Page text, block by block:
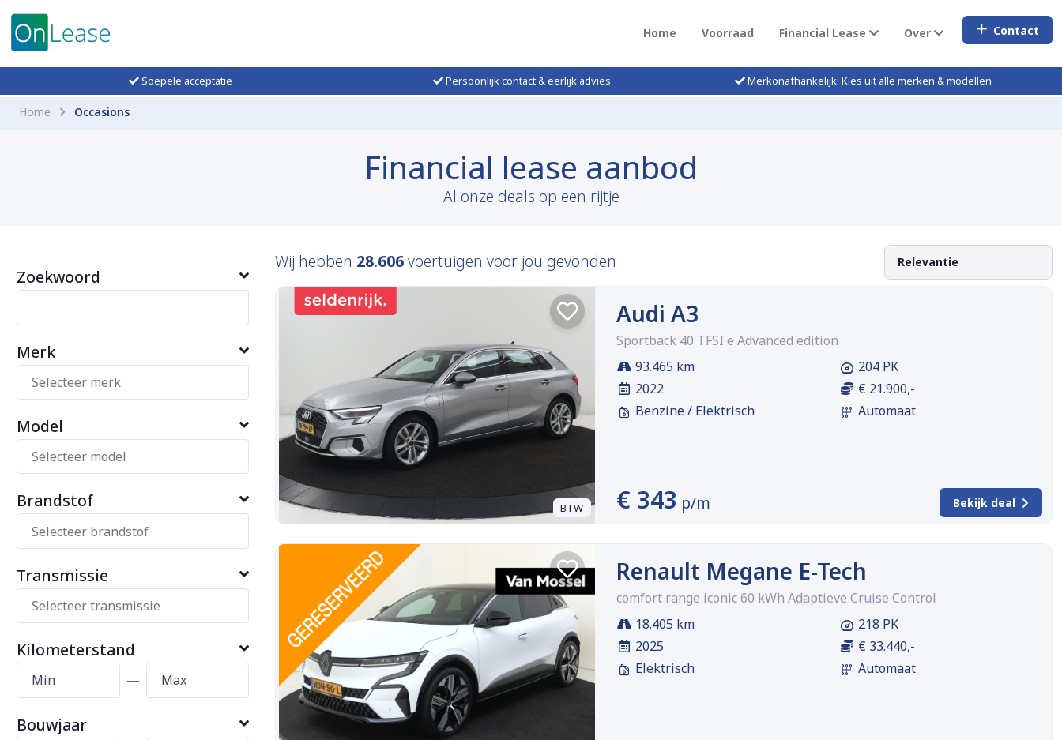
Home Voorraad Financial Lease Over Contact
Soepele acceptatie Persoonlijk contact & eerlijk advies Merkonafhankelijk: Kies uit alle merken & modellen
Home Occasions
Financial lease aanbod
Al onze deals op een rijtje
Zoekwoord
Merk
Model
Brandstof
Transmissie
Kilometerstand
—
Bouwjaar
Wij hebben 28.606voertuigen voor jou gevonden
BTW
Audi A3
Sportback 40 TFSI e Advanced edition
93.465 km
2022
Benzine / Elektrisch
204 PK
€ 21.900,-
Automaat
€ 343 p/m Bekijk deal
Renault Megane E-Tech
comfort range iconic 60 kWh Adaptieve Cruise Control
18.405 km
2025
Elektrisch
218 PK
€ 33.440,-
Automaat